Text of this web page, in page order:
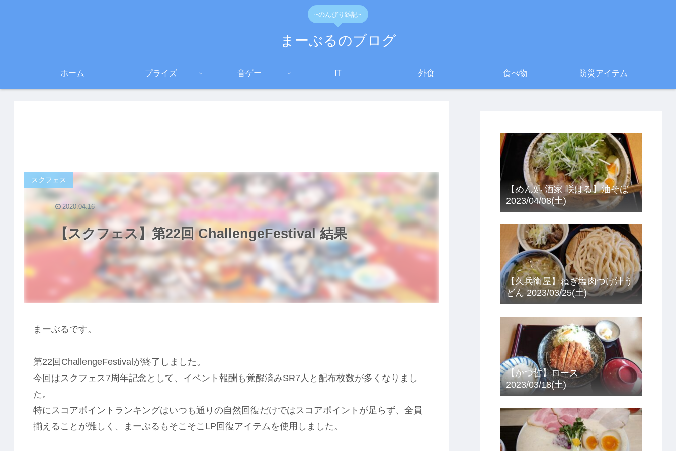
~のんびり雑記~
まーぶるのブログ
ホーム プライズ 音ゲー IT 外食 食べ物 防災アイテム
【スクフェス】第22回 ChallengeFestival 結果
スクフェス
2020.04.16
まーぶるです。
第22回ChallengeFestivalが終了しました。
今回はスクフェス7周年記念として、イベント報酬も覚醒済みSR7人と配布枚数が多くなりまし
た。
特にスコアポイントランキングはいつも通りの自然回復だけではスコアポイントが足らず、全員
揃えることが難しく、まーぶるもそこそこLP回復アイテムを使用しました。
【めん処 酒家 咲はる】油そば
2023/04/08(土)
【久兵衛屋】ねぎ塩肉つけ汁う
どん 2023/03/25(土)
【かつ哲】ロース
2023/03/18(土)